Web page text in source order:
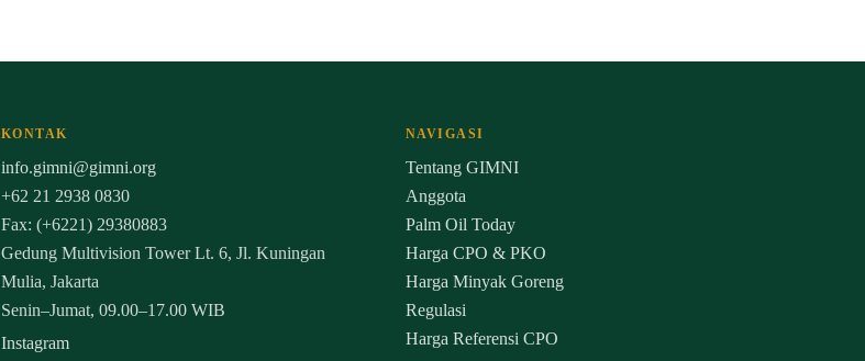
KONTAK
info.gimni@gimni.org
+62 21 2938 0830
Fax: (+6221) 29380883
Gedung Multivision Tower Lt. 6, Jl. Kuningan
Mulia, Jakarta
Senin–Jumat, 09.00–17.00 WIB
Instagram
NAVIGASI
Tentang GIMNI
Anggota
Palm Oil Today
Harga CPO & PKO
Harga Minyak Goreng
Regulasi
Harga Referensi CPO